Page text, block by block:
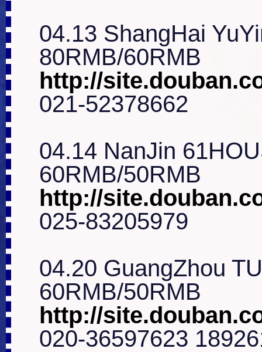
04.13 ShangHai
http://
021-52378662
04.14 NanJin
http://
025-83205979
04.20 GuangZhou
http://
020-36597623